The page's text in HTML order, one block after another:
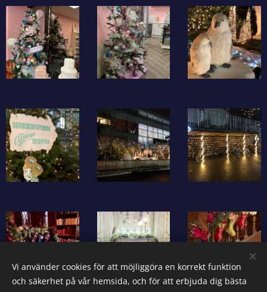
Vi använder cookies för att möjliggöra en korrekt funktion
och säkerhet på vår hemsida, och för att erbjuda dig bästa